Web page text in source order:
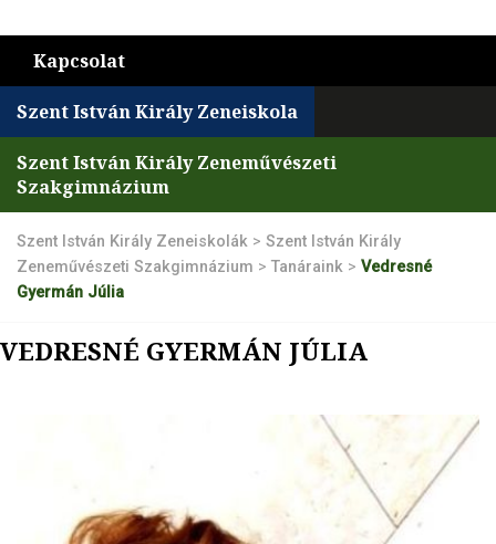
Kapcsolat
Szent István Király Zeneiskola
Szent István Király Zeneművészeti
Szakgimnázium
Szent István Király Zeneiskolák > Szent István Király
Zeneművészeti Szakgimnázium > Tanáraink > Vedresné
Gyermán Júlia
VEDRESNÉ GYERMÁN JÚLIA